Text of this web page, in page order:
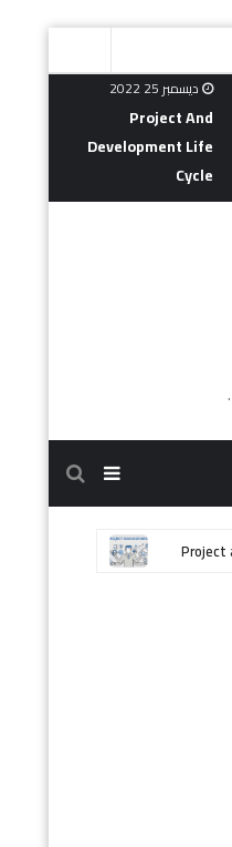
ديسمبر 29 2022
The Environment Of
Project
MANAGEMENT PROCESS